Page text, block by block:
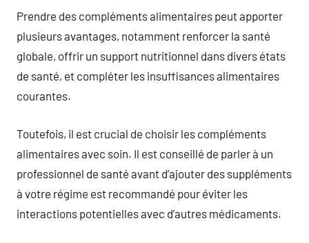
Prendre des compléments alimentaires peut apporter
plusieurs avantages, notamment renforcer la santé
globale, offrir un support nutritionnel dans divers états
de santé, et compléter les insuffisances alimentaires
courantes.
Toutefois, il est crucial de choisir les compléments
alimentaires avec soin. Il est conseillé de parler à un
professionnel de santé avant d’ajouter des suppléments
à votre régime est recommandé pour éviter les
interactions potentielles avec d’autres médicaments.